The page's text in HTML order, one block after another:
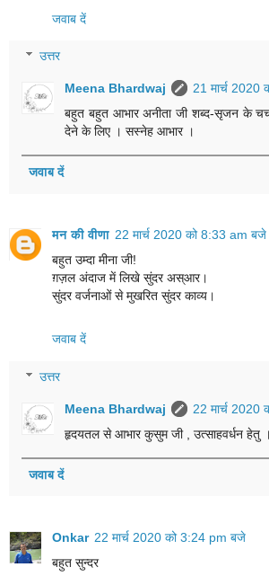
जवाब दें
उत्तर
Meena Bhardwaj
21 मार्च
बहुत बहुत आभार अनीता जी शब्द-सृजन के
देने के लिए । सस्नेह आभार ।
जवाब दें
मन की वीणा 22 मार्च 2020 को 8:33 am बजे
बहुत उम्दा मीना जी!
ग़ज़ल अंदाज में लिखे सुंदर अस्आर।
सुंदर वर्जनाओं से मुखरित सुंदर काव्य।
जवाब दें
उत्तर
Meena Bhardwaj
22 मार्च
हृदयतल से आभार कुसुम जी , उत्साहवर्धन हेतु ।
जवाब दें
Onkar 22 मार्च 2020 को 3:24 pm बजे
बहुत सुन्दर